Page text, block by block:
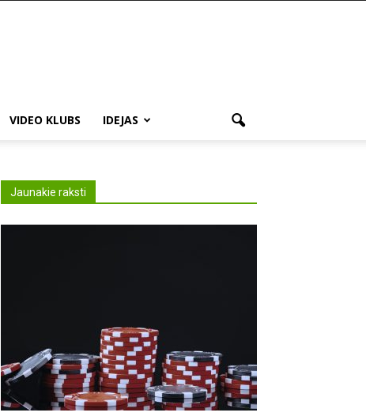
VIDEO KLUBS IDEJAS
Jaunakie raksti